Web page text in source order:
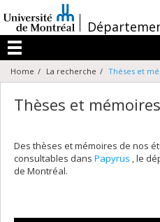
au
contenu
/
Menu
Home La recherche Thèses et
Thèses et mémoires
Des thèses et mémoires de nos
consultables dans Papyrus , le
de Montréal.